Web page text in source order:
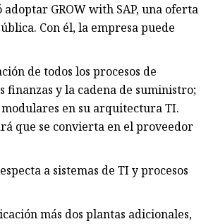
GROW with SAP, una oferta
Con él, la empresa puede
de todos los procesos de
finanzas y la cadena de suministro;
en su arquitectura TI.
que se convierta en el proveedor
a sistemas de TI y procesos
más dos plantas adicionales,